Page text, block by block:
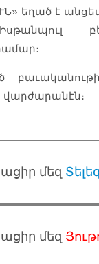
եղած է
վարժարանէն։
մեզ
մեզ